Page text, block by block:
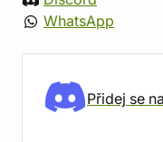
WhatsApp
Přidej se